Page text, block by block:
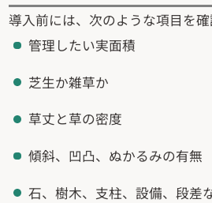
導入前には、次のような項目を確
管理したい実面積
芝生か雑草か
草丈と草の密度
傾斜、凹凸、ぬかるみの有無
石、樹木、支柱、設備、段差